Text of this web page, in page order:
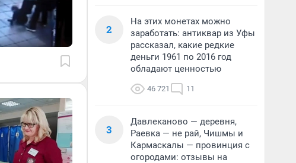
2
На этих монетах можно
заработать: антиквар из Уфы
рассказал, какие редкие
деньги 1961 по 2016 год
обладают ценностью
46 721 11
3
Давлеканово — деревня,
Раевка — не рай, Чишмы и
Кармаскалы — провинция с
огородами: отзывы на